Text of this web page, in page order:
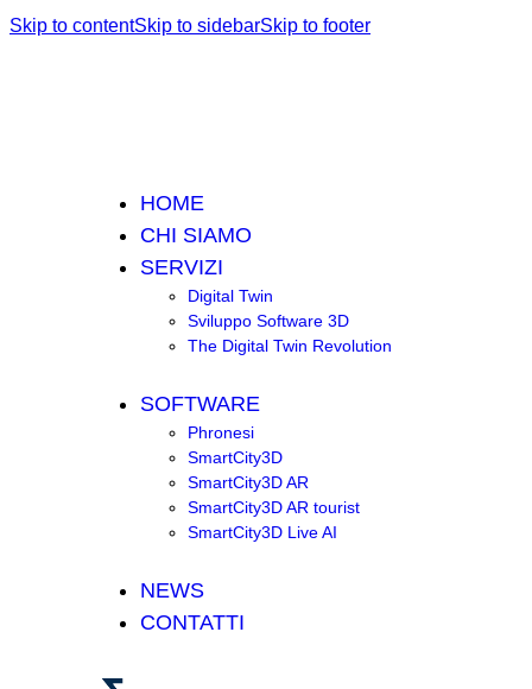
Skip to contentSkip to sidebarSkip to footer
HOME
CHI SIAMO
SERVIZI
Digital Twin
Sviluppo Software 3D
The Digital Twin Revolution
SOFTWARE
Phronesi
SmartCity3D
SmartCity3D AR
SmartCity3D AR tourist
SmartCity3D Live AI
NEWS
CONTATTI